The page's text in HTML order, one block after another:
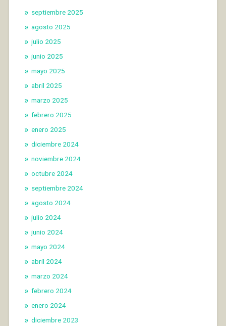
septiembre 2025
agosto 2025
julio 2025
junio 2025
mayo 2025
abril 2025
marzo 2025
febrero 2025
enero 2025
diciembre 2024
noviembre 2024
octubre 2024
septiembre 2024
agosto 2024
julio 2024
junio 2024
mayo 2024
abril 2024
marzo 2024
febrero 2024
enero 2024
diciembre 2023